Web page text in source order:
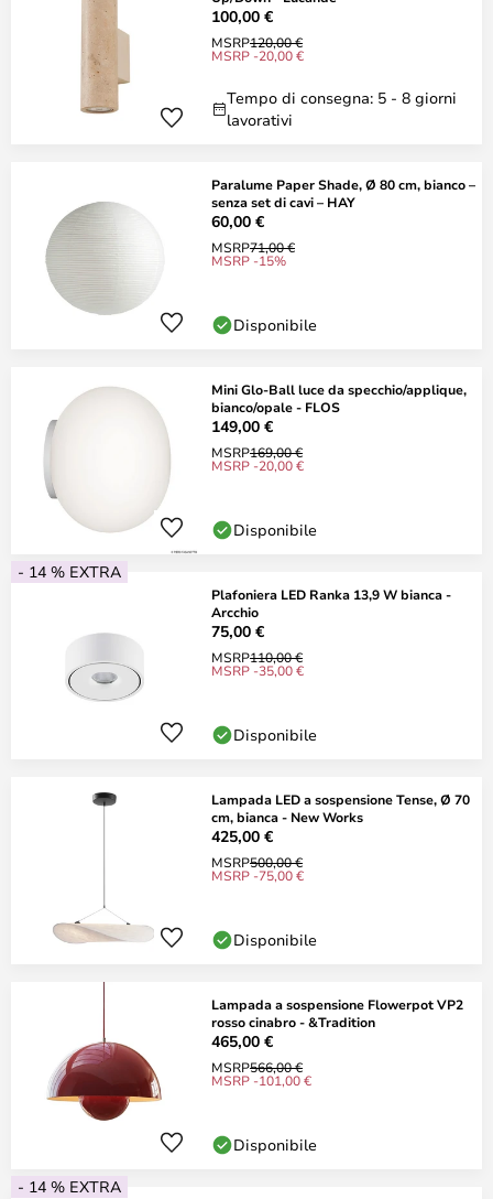
100,00 €
MSRP120,00 €
MSRP -20,00 €
Tempo di consegna: 5 - 8 giorni
lavorativi
Paralume Paper Shade, Ø 80 cm, bianco –
senza set di cavi – HAY
60,00 €
MSRP71,00 €
MSRP -15%
Disponibile
Mini Glo-Ball luce da specchio/applique,
bianco/opale - FLOS
149,00 €
MSRP169,00 €
MSRP -20,00 €
Disponibile
- 14 % EXTRA
Plafoniera LED Ranka 13,9 W bianca -
Arcchio
75,00 €
MSRP110,00 €
MSRP -35,00 €
Disponibile
Lampada LED a sospensione Tense, Ø 70
cm, bianca - New Works
425,00 €
MSRP500,00 €
MSRP -75,00 €
Disponibile
Lampada a sospensione Flowerpot VP2
rosso cinabro - &Tradition
465,00 €
MSRP566,00 €
MSRP -101,00 €
Disponibile
- 14 % EXTRA